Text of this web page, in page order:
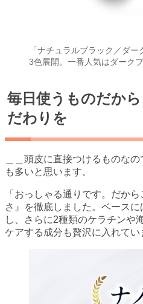
「ナチュラルブラック／ダ
3色展開。一番人気はダークブ
毎日使うものだか
だわりを
＿＿頭皮に直接つけるものな
も多いと思います。
「おっしゃる通りです。だか
さ』を徹底しました。ベース
し、さらに2種類のケラチンや
ケアする成分も贅沢に入れてい